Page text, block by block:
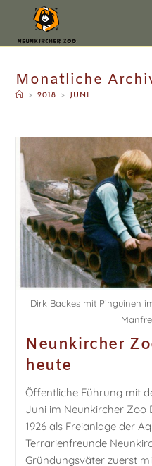
Monatliche
> 2018 > JUNI
Dirk Backes mit Pinguinen
Neunkircher
heute
Öffentliche Führung mit
Juni im Neunkircher Zoo
1926 als Freianlage der
Terrarienfreunde
Gründungsväter zuerst